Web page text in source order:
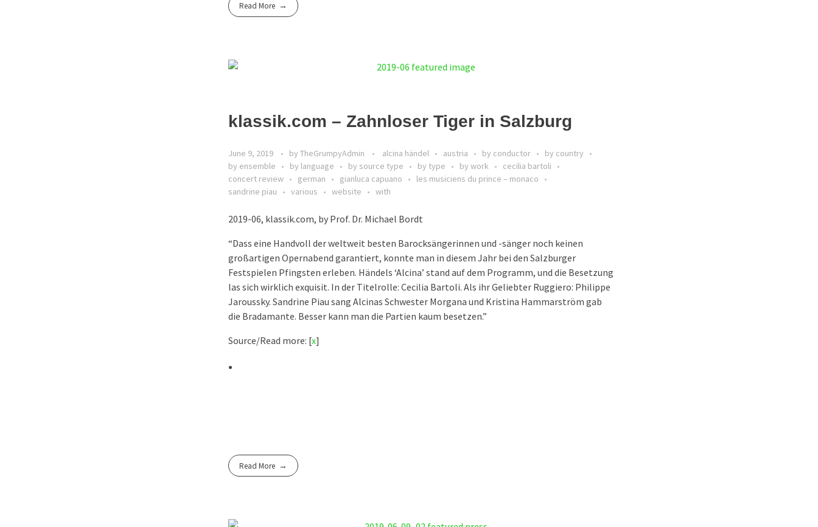
Read More
klassik.com – Zahnloser Tiger in Salzburg
June 9, 2019 by TheGrumpyAdmin alcina händel austria by conductor
by country
by ensemble
by language by source type by type by work
cecilia bartoli
concert review
german gianluca capuano
les musiciens du prince – monaco
sandrine piau
various website with
2019-06, klassik.com, by Prof. Dr. Michael Bordt
“Dass eine Handvoll der weltweit besten Barocksängerinnen und -sänger noch keinen
großartigen Opernabend garantiert, konnte man in diesem Jahr bei den Salzburger
Festspielen Pfingsten erleben. Händels ‘Alcina’ stand auf dem Programm, und die Besetzung
las sich wirklich exquisit. In der Titelrolle: Cecilia Bartoli. Als ihr Geliebter Ruggiero: Philippe
Jaroussky. Sandrine Piau sang Alcinas Schwester Morgana und Kristina Hammarström gab
die Bradamante. Besser kann man die Partien kaum besetzen.”
Source/Read more: [x]
Read More